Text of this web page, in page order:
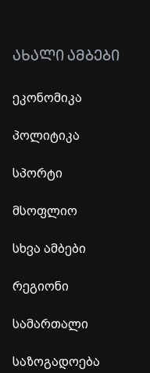
ᲐᲮᲐᲚᲘ ᲐᲛᲑᲔᲑᲘ
ეკონომიკა
პოლიტიკა
სპორტი
მსოფლიო
სხვა ამბები
რეგიონი
სამართალი
საზოგადოება